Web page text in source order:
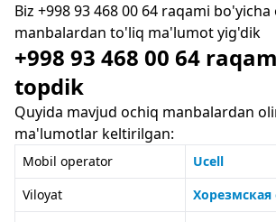
Biz +998 93 468 00 64 raqami bo'yicha
manbalardan to'liq ma'lumot yig'dik
+998 93 468 00 64
topdik
Quyida mavjud ochiq manbalardan
ma'lumotlar keltirilgan:
Mobil operator
Ucell
Viloyat
Хорезмская